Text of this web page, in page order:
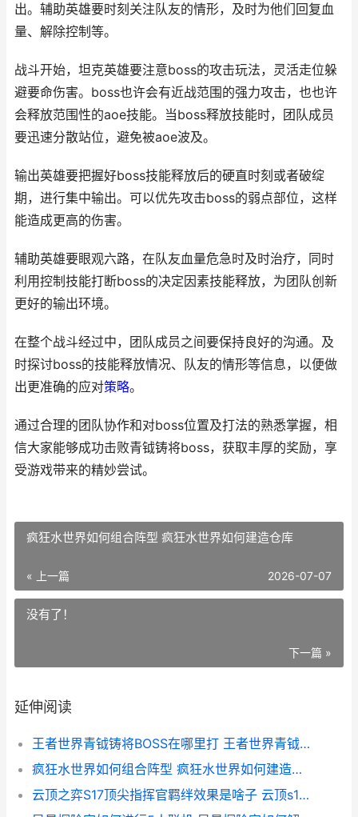
出。辅助英雄要时刻关注队友的情形，及时为他们回复血
量、解除控制等。
战斗开始，坦克英雄要注意boss的攻击玩法，灵活走位躲
避要命伤害。boss也许会有近战范围的强力攻击，也也许
会释放范围性的aoe技能。当boss释放技能时，团队成员
要迅速分散站位，避免被aoe波及。
输出英雄要把握好boss技能释放后的硬直时刻或者破绽
期，进行集中输出。可以优先攻击boss的弱点部位，这样
能造成更高的伤害。
辅助英雄要眼观六路，在队友血量危急时及时治疗，同时
利用控制技能打断boss的决定因素技能释放，为团队创新
更好的输出环境。
在整个战斗经过中，团队成员之间要保持良好的沟通。及
时探讨boss的技能释放情况、队友的情形等信息，以便做
出更准确的应对策略。
通过合理的团队协作和对boss位置及打法的熟悉掌握，相
信大家能够成功击败青钺铸将boss，获取丰厚的奖励，享
受游戏带来的精妙尝试。
疯狂水世界如何组合阵型 疯狂水世界如何建造仓库
« 上一篇 2026-07-07
没有了！
下一篇 »
延伸阅读
王者世界青钺铸将BOSS在哪里打 王者世界青钺铸币怎么用
疯狂水世界如何组合阵型 疯狂水世界如何建造仓库
云顶之弈S17顶尖指挥官羁绊效果是啥子 云顶s11.17